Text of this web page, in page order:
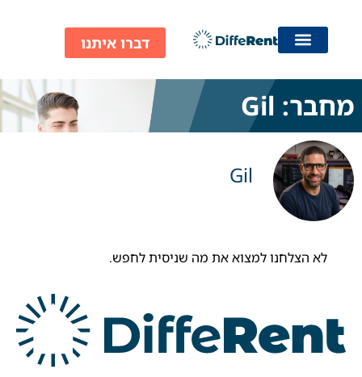
דברו איתנו
מחבר: Gil
Gil
לא הצלחנו למצוא את מה שניסית לחפש.